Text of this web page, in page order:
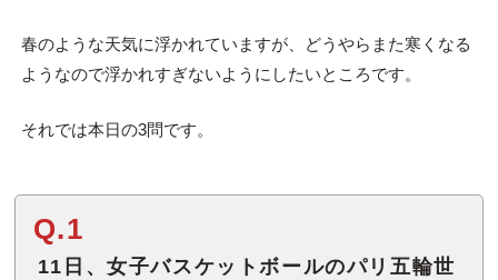
春のような天気に浮かれていますが、どうやらまた寒くなる
ようなので浮かれすぎないようにしたいところです。
それでは本日の3問です。
Q.1
11日、女子バスケットボールのパリ五輪世